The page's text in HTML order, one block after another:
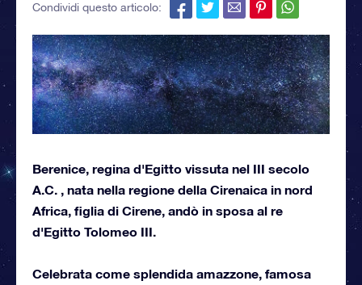
Condividi questo articolo:
Berenice, regina d'Egitto vissuta nel III secolo
A.C. , nata nella regione della Cirenaica in nord
Africa, figlia di Cirene, andò in sposa al re
d'Egitto Tolomeo III.
Celebrata come splendida amazzone, famosa